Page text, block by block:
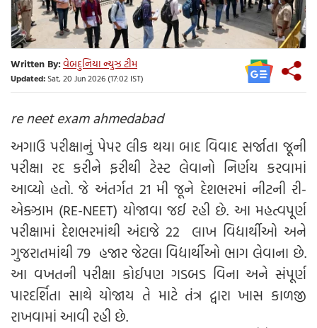
Written By:વેબદુનિયા ન્યુઝ ટીમ
Updated:Sat, 20 Jun 2026 (17:02 IST)
re neet exam ahmedabad
અગાઉ પરીક્ષાનું પેપર લીક થયા બાદ વિવાદ સર્જાતા જૂની
પરીક્ષા રદ કરીને ફરીથી ટેસ્ટ લેવાનો નિર્ણય કરવામાં
આવ્યો હતો. જે અંતર્ગત 21 મી જૂને દેશભરમાં નીટની રી-
એક્ઝામ (RE-NEET) યોજાવા જઈ રહી છે. આ મહત્વપૂર્ણ
પરીક્ષામાં દેશભરમાંથી અંદાજે 22 લાખ વિદ્યાર્થીઓ અને
ગુજરાતમાંથી 79 હજાર જેટલા વિદ્યાર્થીઓ ભાગ લેવાના છે.
આ વખતની પરીક્ષા કોઈપણ ગડબડ વિના અને સંપૂર્ણ
પારદર્શિતા સાથે યોજાય તે માટે તંત્ર દ્વારા ખાસ કાળજી
રાખવામાં આવી રહી છે.